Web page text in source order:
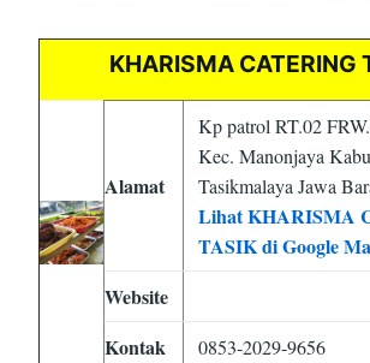
KHARISMA CATERING
Alamat
Kp patrol RT.02
Kec. Manonjaya
Tasikmalaya Jawa
Lihat KHARISMA
TASIK di Google
Website
Kontak
0853-2029-9656